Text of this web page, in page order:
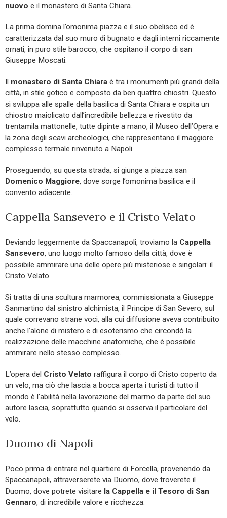
nuovo e il monastero di Santa Chiara.
La prima domina l’omonima piazza e il suo obelisco ed è
caratterizzata dal suo muro di bugnato e dagli interni riccamente
ornati, in puro stile barocco, che ospitano il corpo di san
Giuseppe Moscati.
monastero di Santa Chiara è tra i monumenti più grandi della
città, in stile gotico e composto da ben quattro chiostri. Questo
si sviluppa alle spalle della basilica di Santa Chiara e ospita un
chiostro maiolicato dall’incredibile bellezza e rivestito da
trentamila mattonelle, tutte dipinte a mano, il Museo dell’Opera e
la zona degli scavi archeologici, che rappresentano il maggiore
complesso termale rinvenuto a Napoli.
Proseguendo, su questa strada, si giunge a piazza san
Domenico Maggiore, dove sorge l’omonima basilica e il
convento adiacente.
Cappella Sansevero e il Cristo Velato
Deviando leggermente da Spaccanapoli, troviamo la Cappella
Sansevero, uno luogo molto famoso della città, dove è
possibile ammirare una delle opere più misteriose e singolari: il
Cristo Velato.
Si tratta di una scultura marmorea, commissionata a Giuseppe
Sanmartino dal sinistro alchimista, il Principe di San Severo, sul
quale correvano strane voci, alla cui diffusione aveva contribuito
anche l’alone di mistero e di esoterismo che circondò la
realizzazione delle macchine anatomiche, che è possibile
ammirare nello stesso complesso.
L’opera del Cristo Velato raffigura il corpo di Cristo coperto da
un velo, ma ciò che lascia a bocca aperta i turisti di tutto il
mondo è l’abilità nella lavorazione del marmo da parte del suo
autore lascia, soprattutto quando si osserva il particolare del
velo.
Duomo di Napoli
Poco prima di entrare nel quartiere di Forcella, provenendo da
Spaccanapoli, attraverserete via Duomo, dove troverete il
Duomo, dove potrete visitare la Cappella e il Tesoro di San
Gennaro, di incredibile valore e ricchezza.